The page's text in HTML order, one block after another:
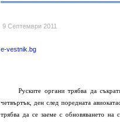
9 Септември 2011
e-vestnik.bg
Руските органи трябва да
четвъртък, ден след поредната
трябва да се заеме с обновяването на